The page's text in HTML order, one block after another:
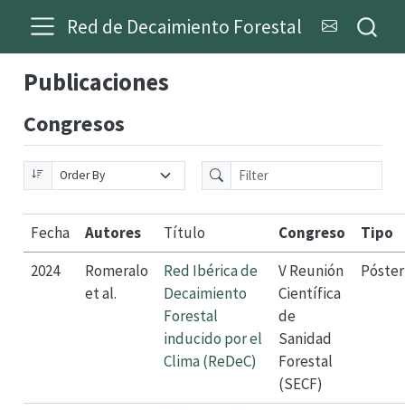
Red de Decaimiento Forestal
Publicaciones
Congresos
Fecha Autores Título Congreso
Tipo
2024
Romeralo
et al.
Red Ibérica de
Decaimiento
Forestal
inducido por el
Clima (ReDeC)
V Reunión
Científica
de
Sanidad
Forestal
(SECF)
Póster